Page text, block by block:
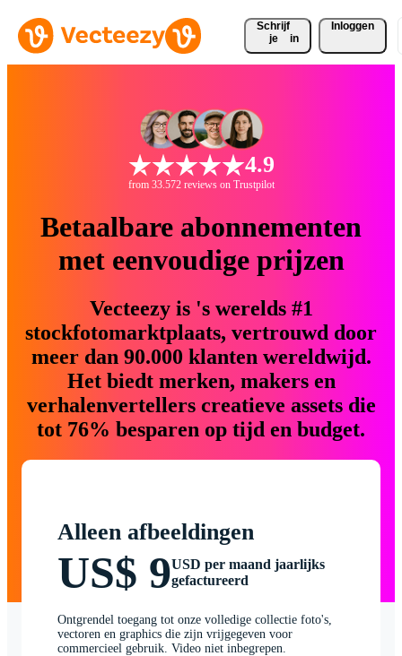
Schrijf
je
in
Inloggen
4.9
from 33.572 reviews on Trustpilot
Betaalbare abonnementen
met eenvoudige prijzen
Vecteezy is 's werelds #1
stockfotomarktplaats, vertrouwd door
meer dan 90.000 klanten wereldwijd.
Het biedt merken, makers en
verhalenvertellers creatieve assets die
tot 76% besparen op tijd en budget.
Alleen afbeeldingen
US$ 9USD per maand jaarlijks
gefactureerd
Ontgrendel toegang tot onze volledige collectie foto's,
vectoren en graphics die zijn vrijgegeven voor
commercieel gebruik. Video niet inbegrepen.